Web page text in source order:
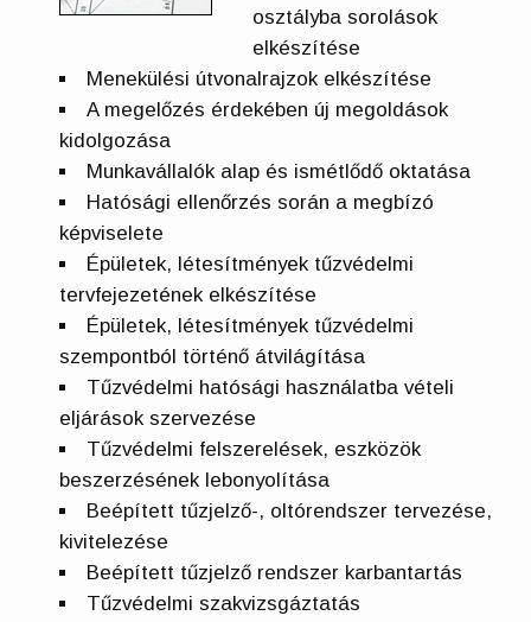
osztályba sorolások
elkészítése
Menekülési útvonalrajzok elkészítése
A megelőzés érdekében új megoldások
kidolgozása
Munkavállalók alap és ismétlődő oktatása
Hatósági ellenőrzés során a megbízó
képviselete
Épületek, létesítmények tűzvédelmi
tervfejezetének elkészítése
Épületek, létesítmények tűzvédelmi
szempontból történő átvilágítása
Tűzvédelmi hatósági használatba vételi
eljárások szervezése
Tűzvédelmi felszerelések, eszközök
beszerzésének lebonyolítása
Beépített tűzjelző-, oltórendszer tervezése,
kivitelezése
Beépített tűzjelző rendszer karbantartás
Tűzvédelmi szakvizsgáztatás